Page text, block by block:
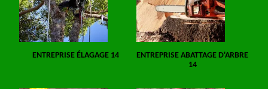
ENTREPRISE ÉLAGAGE 14
ENTREPRISE ABATTAGE D'ARBRE
14